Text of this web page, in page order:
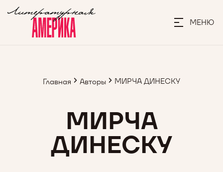
МЕНЮ
МИРЧА
ДИНЕСКУ
Главная Авторы МИРЧА ДИНЕСКУ